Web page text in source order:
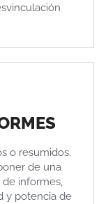
o resumidos.
de una
informes,
y potencia de